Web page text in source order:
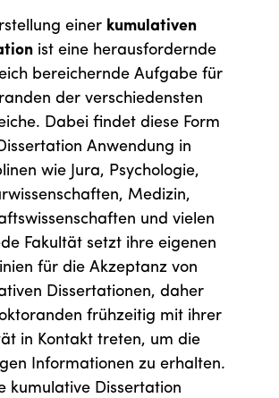
einer kumulativen
ist eine herausfordernde
bereichernde Aufgabe für
der verschiedensten
Dabei findet diese Form
Anwendung in
wie Jura, Psychologie,
Medizin,
und vielen
Fakultät setzt ihre eigenen
für die Akzeptanz von
Dissertationen, daher
frühzeitig mit ihrer
in Kontakt treten, um die
Informationen zu erhalten.
kumulative Dissertation